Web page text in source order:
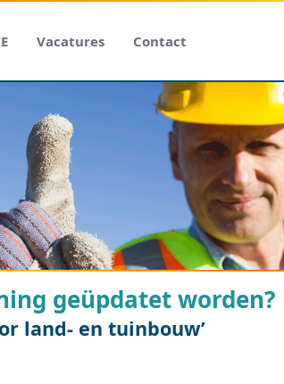
Vacatures Contact
geüpdatet worden?
land- en tuinbouw’